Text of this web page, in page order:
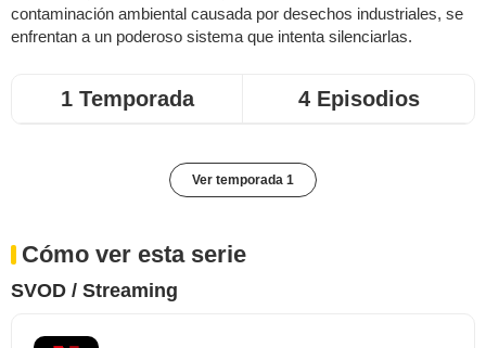
contaminación ambiental causada por desechos industriales, se
enfrentan a un poderoso sistema que intenta silenciarlas.
1 Temporada 4 Episodios
Ver temporada 1
Cómo ver esta serie
SVOD / Streaming